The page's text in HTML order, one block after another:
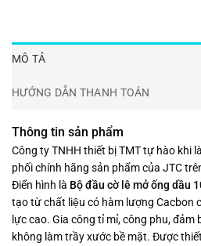
MÔ TẢ
HƯỚNG DẪN THANH TOÁN
Thông tin sản phẩm
Công ty TNHH thiết bị TMT tự hào khi
phối chính hãng sản phẩm của JTC
Điển hình là Bộ đầu cờ lê mở ống dầu
tạo từ chất liệu có hàm lượng Cacbon
lực cao. Gia công tỉ mỉ, công phu,
không làm trầy xước bề mặt. Được